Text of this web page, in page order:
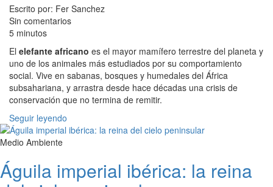
Escrito por: Fer Sanchez
Sin comentarios
5 minutos
El elefante africano es el mayor mamífero terrestre del planeta y
uno de los animales más estudiados por su comportamiento
social. Vive en sabanas, bosques y humedales del África
subsahariana, y arrastra desde hace décadas una crisis de
conservación que no termina de remitir.
Seguir leyendo
Medio Ambiente
Águila imperial ibérica: la reina